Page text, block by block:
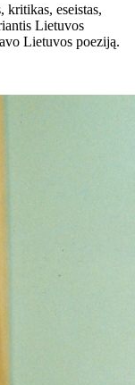
kritikas, eseistas,
Lietuvos
Lietuvos poeziją.